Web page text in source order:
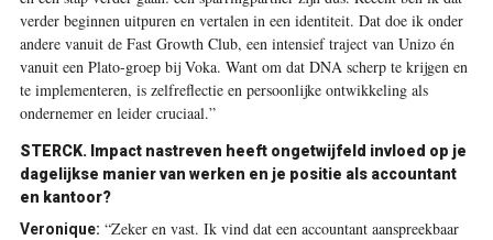
verder beginnen uitpuren en vertalen in een identiteit. Dat doe ik onder
andere vanuit de Fast Growth Club, een intensief traject van Unizo én
vanuit een Plato-groep bij Voka. Want om dat DNA scherp te krijgen en
te implementeren, is zelfreflectie en persoonlijke ontwikkeling als
ondernemer en leider cruciaal.”
STERCK. Impact nastreven heeft ongetwijfeld invloed op je
dagelijkse manier van werken en je positie als accountant
en kantoor?
Veronique: “Zeker en vast. Ik vind dat een accountant aanspreekbaar